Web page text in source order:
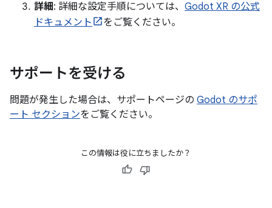
詳細: 詳細な設定手順については、 Godot XR の公式
ドキュメント
をご覧ください。
サポートを受ける
問題が発生した場合は、サポートページの Godot のサポ
ート セクションをご覧ください。
この情報は役に立ちましたか？